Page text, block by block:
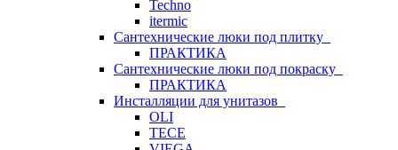
Techno
itermic
Сантехнические люки под плитку
ПРАКТИКА
Сантехнические люки под покраску
ПРАКТИКА
Инсталляции для унитазов
OLI
TECE